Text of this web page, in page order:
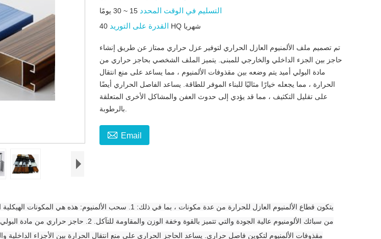
التسليم في الوقت المحدد 15 ~ 30 يومًا
القدرة على التوريد 40 HQ شهريا
تم تصميم ملف الألمنيوم العازل الحراري لتوفير عزل حراري ممتاز عن طريق إنشاء
حاجز بين الجزء الداخلي والخارجي للمبنى. يتميز الملف الشخصي بحاجز حراري من
مادة البولي أميد يتم وضعه بين مقذوفات الألمنيوم ، مما يساعد على منع انتقال
الحرارة ، مما يجعله خيارًا مثاليًا للبناء الموفر للطاقة. يساعد الفاصل الحراري أيضًا
على تقليل التكثيف ، مما قد يؤدي إلى حدوث العفن والمشاكل الأخرى المتعلقة
 Email
يتكون قطاع الألمنيوم العازل للحرارة من عدة مكونات ، بما في ذلك: 1. سحب
من سبائك الألومنيوم عالية الجودة والتي تتميز بالقوة وخفة
مقذوفات الألمنيوم لتكوين فاصل حراري. يساعد الحاجز الحراري على منع انتقال الحرارة بين الأجزاء الداخلية